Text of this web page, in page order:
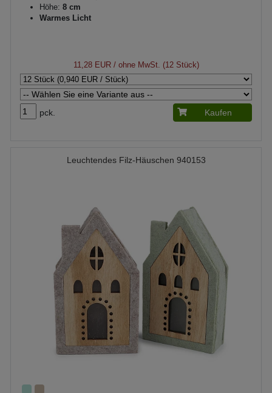
Höhe: 8 cm
Warmes Licht
11,28 EUR/ ohne MwSt. (12 Stück)
pck. Kaufen
Leuchtendes Filz-Häuschen 940153